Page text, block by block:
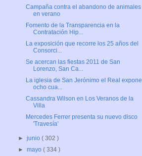
Campaña contra el abandono de animales
en verano
Fomento de la Transparencia en la
Contratación Hip...
La exposición que recorre los 25 años del
Consorci...
Se acercan las fiestas 2011 de San
Lorenzo, San Ca...
La iglesia de San Jerónimo el Real expone
ocho cua...
Cassandra Wilson en Los Veranos de la
Villa
Mercedes Ferrer presenta su nuevo disco
'Travesía'
►junio( 302 )
►mayo( 334 )